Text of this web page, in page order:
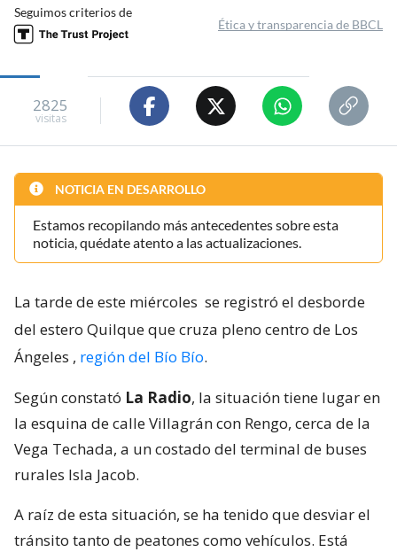
Seguimos criterios de
Ética y transparencia de BBCL
2825
visitas
NOTICIA EN DESARROLLO
Estamos recopilando más antecedentes sobre esta
noticia, quédate atento a las actualizaciones.
La tarde de este miércoles se registró el desborde
del estero Quilque que cruza pleno centro de Los
Ángeles , región del Bío Bío.
Según constató La Radio, la situación tiene lugar en
la esquina de calle Villagrán con Rengo, cerca de la
Vega Techada, a un costado del terminal de buses
rurales Isla Jacob.
A raíz de esta situación, se ha tenido que desviar el
tránsito tanto de peatones como vehículos. Está